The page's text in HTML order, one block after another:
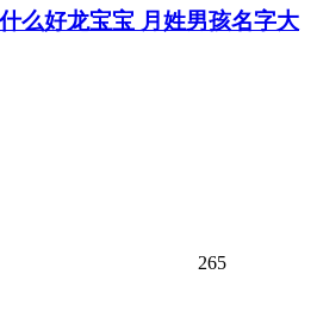
么好龙宝宝 月姓男孩名字大
265